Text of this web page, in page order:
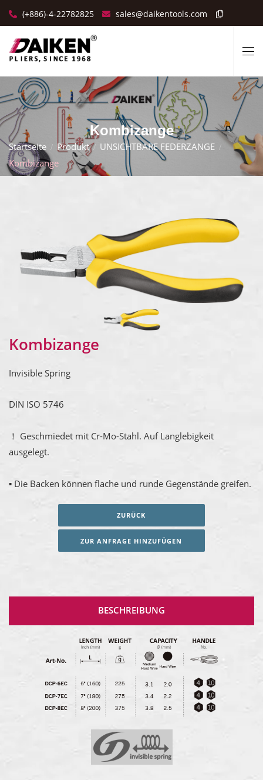
(+886)-4-22782825 sales@daikentools.com
Kombizange
Startseite Produkt
UNSICHTBARE FEDERZANGE
Kombizange
Kombizange
Invisible Spring
DIN ISO 5746
！ Geschmiedet mit Cr-Mo-Stahl. Auf Langlebigkeit
ausgelegt.
▪ Die Backen können flache und runde Gegenstände greifen.
ZURÜCK
ZUR ANFRAGE HINZUFÜGEN
BESCHREIBUNG